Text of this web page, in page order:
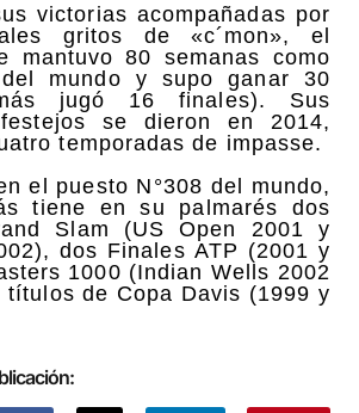
victorias acompañadas por
gritos de «c´mon», el
mantuvo 80 semanas como
mundo y supo ganar 30
jugó 16 finales). Sus
se dieron en 2014,
temporadas de impasse.
el puesto N°308 del mundo,
tiene en su palmarés dos
Slam (US Open 2001 y
dos Finales ATP (2001 y
1000 (Indian Wells 2002
títulos de Copa Davis (1999 y